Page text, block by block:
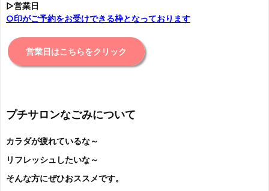
▷営業日
○印がご予約をお受けできる枠となっております
営業日はこちらをクリック
プチサロンなごみについて
カラダが疲れているな～
リフレッシュしたいな～
そんな方にぜひおススメです。